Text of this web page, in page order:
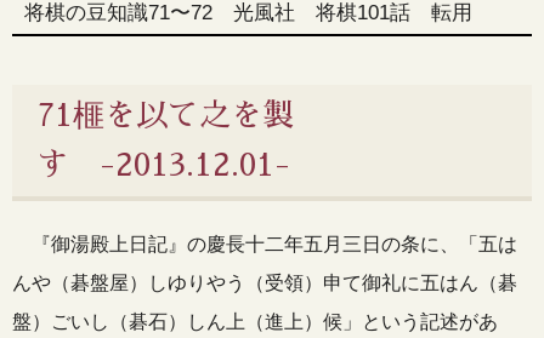
将棋の豆知識71〜72 光風社 将棋101話 転用
71榧を以て之を製
す -2013.12.01-
『御湯殿上日記』の慶長十二年五月三日の条に、「五は
んや（碁盤屋）しゆりやう（受領）申て御礼に五はん（碁
盤）ごいし（碁石）しん上（進上）候」という記述があ